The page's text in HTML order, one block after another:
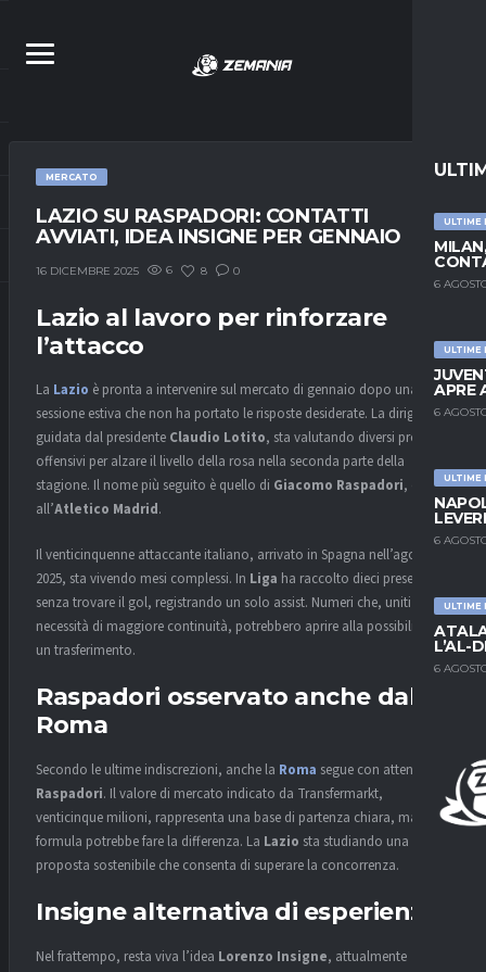
ULTIME
6
ULTIME
APRE
6
ULTIME
6
ULTIME
L’AL-
6
MERCATO
LAZIO SU RASPADORI: CONTATTI
AVVIATI, IDEA INSIGNE PER GENNAIO
16 DICEMBRE 2025 6 8 0
Lazio al lavoro per rinforzare
l’attacco
La Lazio è pronta a intervenire sul mercato di gennaio dopo una
sessione estiva che non ha portato le risposte desiderate. La dirigenza,
guidata dal presidente Claudio Lotito, sta valutando diversi profili
offensivi per alzare il livello della rosa nella seconda parte della
stagione. Il nome più seguito è quello di Giacomo Raspadori, oggi
all’Atletico Madrid.
Il venticinquenne attaccante italiano, arrivato in Spagna nell’agosto
2025, sta vivendo mesi complessi. In Liga ha raccolto dieci presenze
senza trovare il gol, registrando un solo assist. Numeri che, uniti alla
necessità di maggiore continuità, potrebbero aprire alla possibilità di
un trasferimento.
Raspadori osservato anche dalla
Roma
Secondo le ultime indiscrezioni, anche la Roma segue con attenzione
Raspadori. Il valore di mercato indicato da Transfermarkt,
venticinque milioni, rappresenta una base di partenza chiara, ma la
formula potrebbe fare la differenza. La Lazio sta studiando una
proposta sostenibile che consenta di superare la concorrenza.
Insigne alternativa di esperienza
Nel frattempo, resta viva l’idea Lorenzo Insigne, attualmente